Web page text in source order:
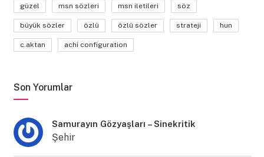
güzel msn sözleri msn iletileri söz
büyük sözler özlü özlü sözler strateji hun
c.aktan achi configuration
Son Yorumlar
Samurayın Gözyaşları – Sinekritik
Şehir